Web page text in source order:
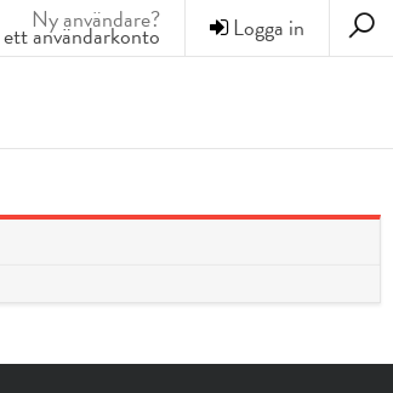
Logga in
Ny användare?
ett användarkonto